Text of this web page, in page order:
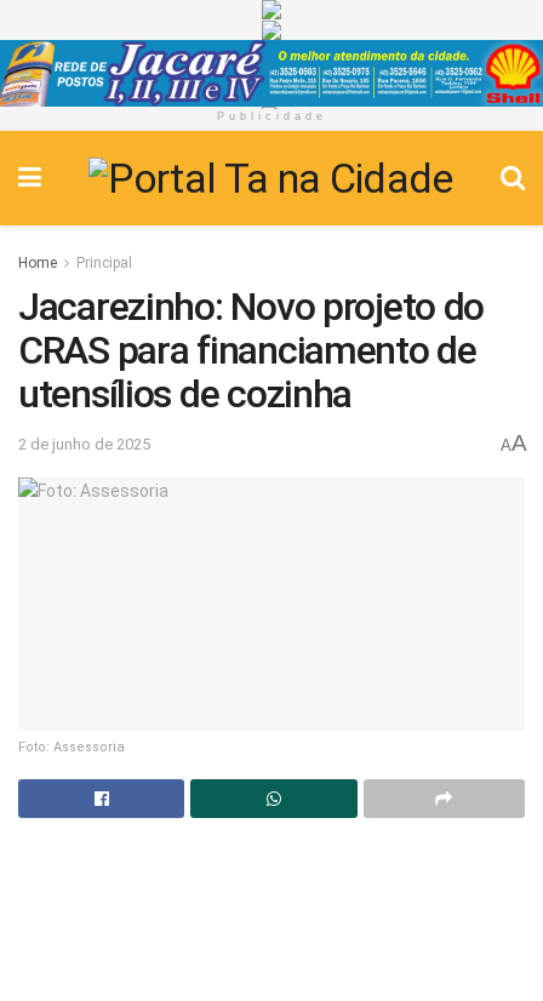
Publicidade
Home Principal
Jacarezinho: Novo projeto do
CRAS para financiamento de
utensílios de cozinha
2 de junho de 2025 AA
Foto: Assessoria